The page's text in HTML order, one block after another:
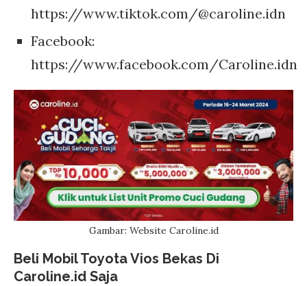
https://www.tiktok.com/@caroline.idn
Facebook:
https://www.facebook.com/Caroline.idn
Gambar: Website Caroline.id
Beli Mobil Toyota Vios Bekas Di
Caroline.id Saja